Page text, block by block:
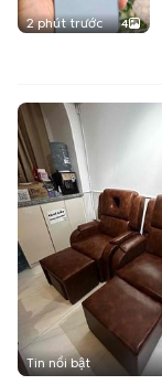
2 phút trước 4
Tin nổi bật